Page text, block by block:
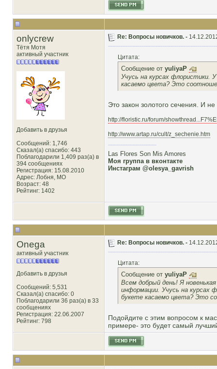
onlycrew
Тётя Мотя
активный участник
Добавить в друзья
Сообщений: 1,746
Сказал(а) спасибо: 443
Поблагодарили 1,409 раз(а) в
394 сообщениях
Регистрация: 15.08.2010
Адрес: Лобня, MO
Возраст: 48
Рейтинг: 1402
Re: Вопросы новичков. -
Цитата:
Сообщение от yuliyaP
Учусь на курсах флористики.
касаемо цвета? Это
Это закон золотого сечения. И не
http://floristic.ru/forum/
http://www.artap.ru/cult/z_sechenie.htm
Las Flores Son Mis Amores
Моя группа в вконтакте
Инстаграм @olesya_gavrish
Onega
активный участник
Добавить в друзья
Сообщений: 5,531
Сказал(а) спасибо: 0
Поблагодарили 36 раз(а) в 33
сообщениях
Регистрация: 22.06.2007
Рейтинг: 798
Re: Вопросы новичков. -
Цитата:
Сообщение от yuliyaP
Всем добрый день! Я
информации. Учусь на курсах
букете касаемо цвета? Это
Подойдите с этим вопросом к
примере- это будет самый